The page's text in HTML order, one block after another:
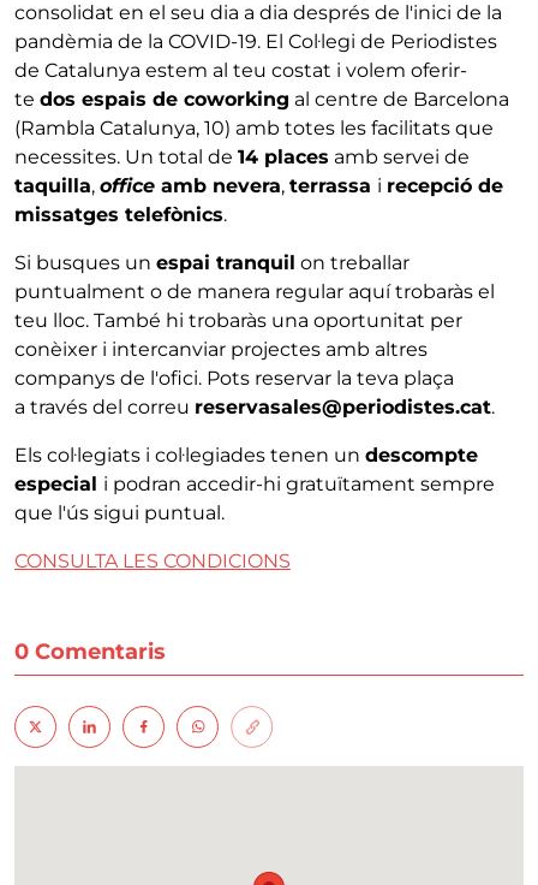
consolidat en el seu dia a dia després de l'inici de la
pandèmia de la COVID-19. El Col·legi de Periodistes
de Catalunya estem al teu costat i volem oferir-
te dos espais de coworking al centre de Barcelona
(Rambla Catalunya, 10) amb totes les facilitats que
necessites. Un total de 14 places amb servei de
taquilla, office amb nevera, terrassa i recepció de
missatges telefònics.
Si busques un espai tranquil on treballar
puntualment o de manera regular aquí trobaràs el
teu lloc. També hi trobaràs una oportunitat per
conèixer i intercanviar projectes amb altres
companys de l'ofici. Pots reservar la teva plaça
a través del correu reservasales@periodistes.cat.
Els col·legiats i col·legiades tenen un descompte
especial i podran accedir-hi gratuïtament sempre
que l'ús sigui puntual.
CONSULTA LES CONDICIONS
0 Comentaris